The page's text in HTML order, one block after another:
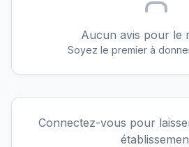
Aucun avis pour le
Soyez le premier à
Connectez-vous pour